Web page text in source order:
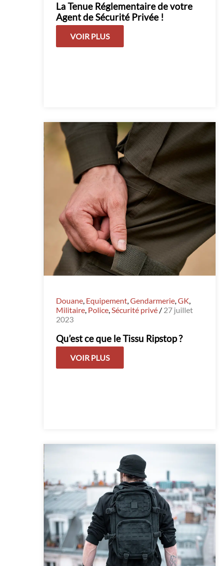
La Tenue Réglementaire de votre
Agent de Sécurité Privée !
VOIR PLUS
Douane, Equipement,Gendarmerie,GK,
Militaire, Police,Sécurité privé / 27 juillet
2023
Qu’est ce que le Tissu Ripstop ?
VOIR PLUS